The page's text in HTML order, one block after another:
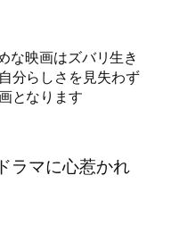
な映画はズバリ生き
分らしさを見失わず
となります
ラマに心惹かれ